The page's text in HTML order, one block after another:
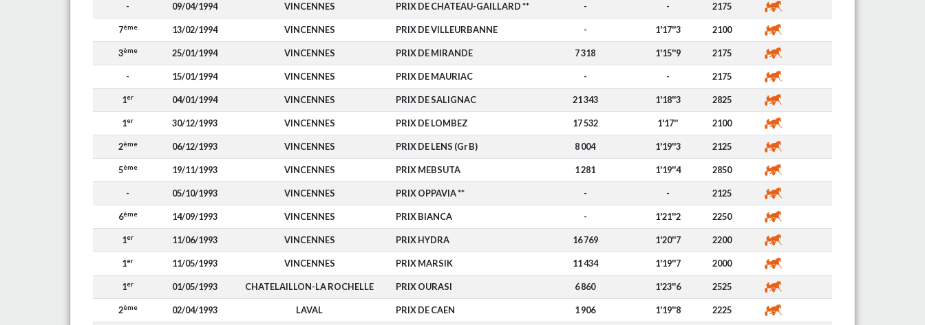
- 09/04/1994 VINCENNES PRIX DE CHATEAU-GAILLARD ** - - 2175
7ème 13/02/1994 VINCENNES PRIX DE VILLEURBANNE - 1'17''3 2100
3ème 25/01/1994 VINCENNES PRIX DE MIRANDE 7 318 1'15''9 2175
- 15/01/1994 VINCENNES PRIX DE MAURIAC - - 2175
1er 04/01/1994 VINCENNES PRIX DE SALIGNAC 21 343 1'18''3 2825
1er 30/12/1993 VINCENNES PRIX DE LOMBEZ 17 532 1'17'' 2100
2ème 06/12/1993 VINCENNES PRIX DE LENS (Gr B) 8 004 1'19''3 2125
5ème 19/11/1993 VINCENNES PRIX MEBSUTA 1 281 1'19''4 2850
- 05/10/1993 VINCENNES PRIX OPPAVIA ** - - 2125
6ème 14/09/1993 VINCENNES PRIX BIANCA - 1'21''2 2250
1er 11/06/1993 VINCENNES PRIX HYDRA 16 769 1'20''7 2200
1er 11/05/1993 VINCENNES PRIX MARSIK 11 434 1'19''7 2000
1er 01/05/1993 CHATELAILLON-LA ROCHELLE PRIX OURASI 6 860 1'23''6 2525
2ème 02/04/1993 LAVAL PRIX DE CAEN 1 906 1'19''8 2225